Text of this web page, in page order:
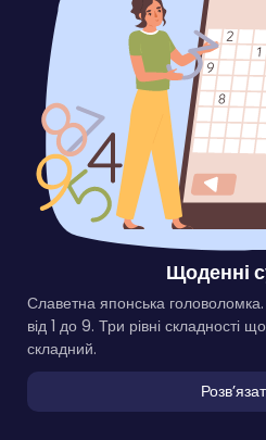
Щоденні
Славетна японська головоломка.
від 1 до 9. Три рівні складності
складний.